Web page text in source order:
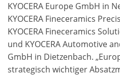
KYOCERA Europe GmbH in
KYOCERA Fineceramics
KYOCERA Fineceramics
und KYOCERA Automotive
GmbH in Dietzenbach.
strategisch wichtiger